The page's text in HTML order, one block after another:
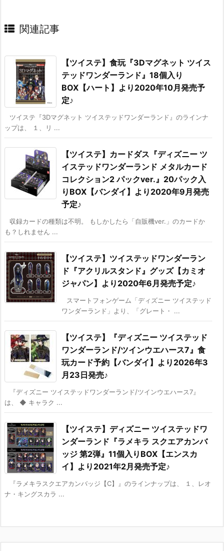
関連記事
【ツイステ】食玩『3Dマグネット ツイス
テッドワンダーランド』18個入り
BOX【ハート】より2020年10月発売予
定♪
ツイステ『3Dマグネット ツイステッドワンダーランド』のラインナ
ップは、 １、リ ...
【ツイステ】カードダス『ディズニー ツ
イステッドワンダーランド メタルカード
コレクション2 パックver.』20パック入
りBOX【バンダイ】より2020年9月発売
予定♪
収録カードの種類は不明。 もしかしたら「自販機ver.」のカードか
も？しれません ...
【ツイステ】ツイステッドワンダーラン
ド『アクリルスタンド』グッズ【カミオ
ジャパン】より2020年6月発売予定♪
スマートフォンゲーム「ディズニー ツイステッド
ワンダーランド」より、「グレート・ ...
【ツイステ】『ディズニー ツイステッド
ワンダーランド/ツインウエハース7』食
玩カード予約【バンダイ】より2026年3
月23日発売♪
『ディズニー ツイステッドワンダーランド/ツインウエハース7』
は、 ◆ キャラク ...
【ツイステ】ディズニー ツイステッドワ
ンダーランド『ラメキラ スクエアカンバ
ッジ 第2弾』11個入りBOX【エンスカ
イ】より2021年2月発売予定♪
『ラメキラスクエアカンバッジ【C】』のラインナップは、 １、レオ
ナ・キングスカラ ...